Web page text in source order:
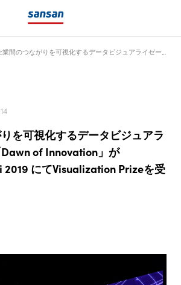
を可視化するデータビジュアラ
of Innovation」が
2019 にてVisualization Prizeを受